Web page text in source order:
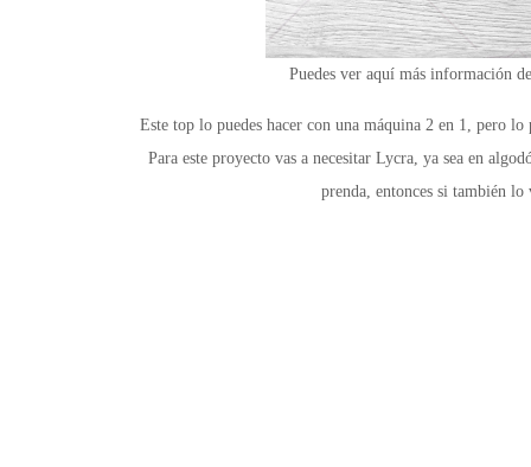
Puedes ver aquí más información
Este top lo puedes hacer con una máquina 2 en 1, pero
Para este proyecto vas a necesitar Lycra, ya sea en
prenda, entonces si también